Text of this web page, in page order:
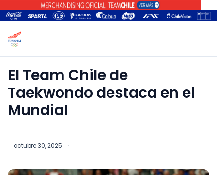
El Team Chile de
Taekwondo destaca en el
Mundial
octubre 30, 2025 ·